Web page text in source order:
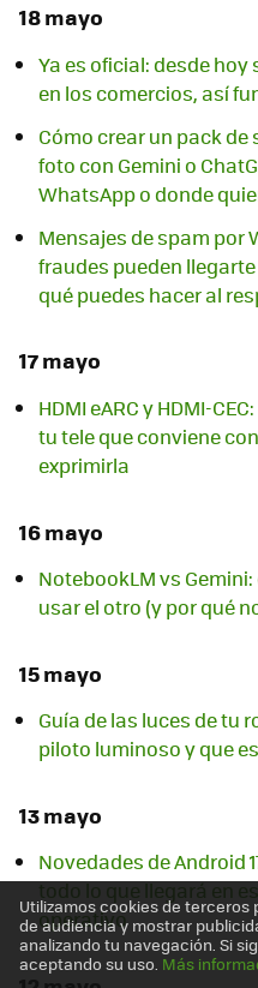
18 mayo
Ya es oficial: desde
en los comercios, así
Cómo crear un pack
foto con Gemini o
WhatsApp o donde
Mensajes de spam por
fraudes pueden
qué puedes hacer al
17 mayo
HDMI eARC y HDMI-
tu tele que conviene
exprimirla
16 mayo
NotebookLM vs
usar el otro (y por qué
15 mayo
Guía de las luces de tu
piloto luminoso y que
13 mayo
Novedades de Android
todo lo que llegará en
operativo
Utilizamos cookies de
de audiencia y mostrar
analizando tu navegación. Si
aceptando su uso. Más